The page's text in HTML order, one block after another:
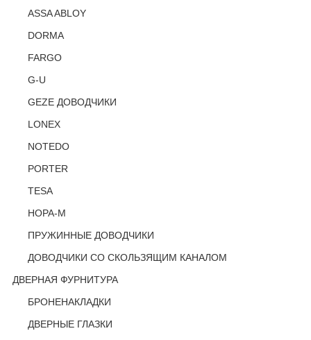
ASSA ABLOY
DORMA
FARGO
G-U
GEZE ДОВОДЧИКИ
LONEX
NOTEDO
PORTER
TESA
НОРА-М
ПРУЖИННЫЕ ДОВОДЧИКИ
ДОВОДЧИКИ СО СКОЛЬЗЯЩИМ КАНАЛОМ
ДВЕРНАЯ ФУРНИТУРА
БРОНЕНАКЛАДКИ
ДВЕРНЫЕ ГЛАЗКИ